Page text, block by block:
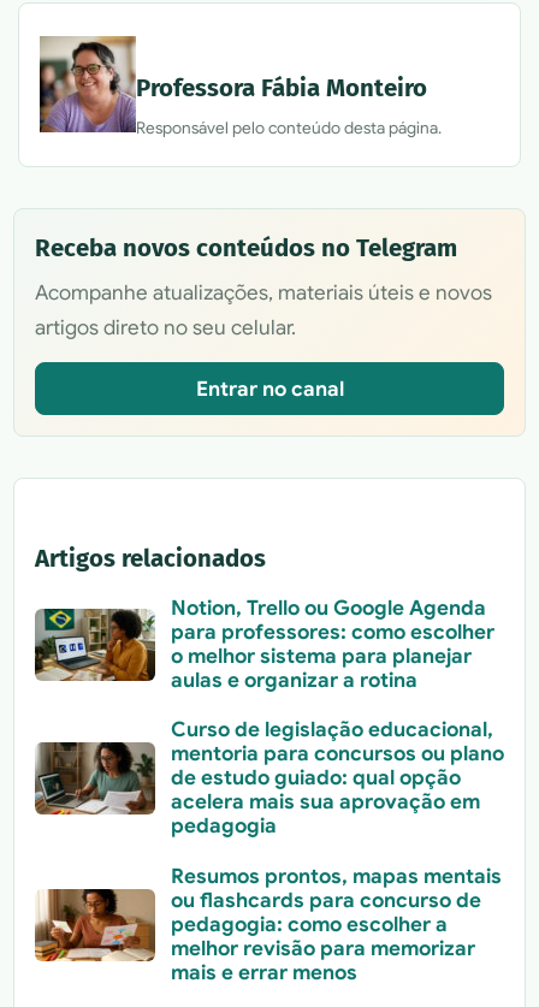
Professora Fábia Monteiro
Responsável pelo conteúdo desta página.
Receba novos conteúdos no Telegram
Acompanhe atualizações, materiais úteis e novos
artigos direto no seu celular.
Entrar no canal
Artigos relacionados
Notion, Trello ou Google Agenda
para professores: como escolher
o melhor sistema para planejar
aulas e organizar a rotina
Curso de legislação educacional,
mentoria para concursos ou plano
de estudo guiado: qual opção
acelera mais sua aprovação em
pedagogia
Resumos prontos, mapas mentais
ou flashcards para concurso de
pedagogia: como escolher a
melhor revisão para memorizar
mais e errar menos